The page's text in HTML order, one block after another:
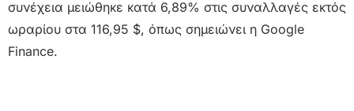
συνέχεια μειώθηκε κατά 6,89% στις συναλλαγές εκτός
ωραρίου στα 116,95 $, όπως σημειώνει η Google
Finance.